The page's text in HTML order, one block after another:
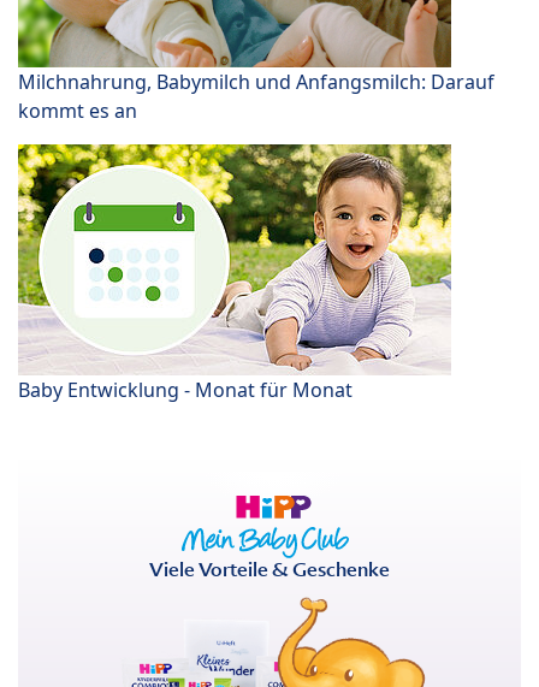
Milchnahrung, Babymilch und Anfangsmilch: Darauf
kommt es an
Baby Entwicklung - Monat für Monat
Viele Vorteile & Geschenke